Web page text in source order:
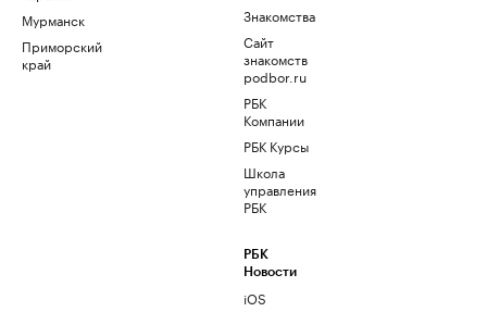
Мурманск
Приморский
край
Знакомства
Сайт
знакомств
podbor.ru
РБК
Компании
РБК Курсы
Школа
управления
РБК
РБК
Новости
iOS